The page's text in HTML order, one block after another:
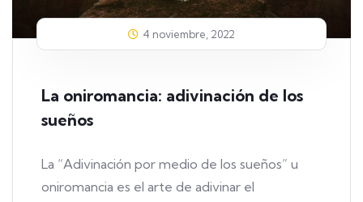
4 noviembre, 2022
La oniromancia: adivinación de los
sueños
La “Adivinación por medio de los sueños” u
oniromancia es el arte de adivinar el